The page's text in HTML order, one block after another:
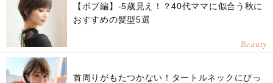
【ボブ編】-5歳見え！？40代ママに似合う秋に
おすすめの髪型5選
Beauty
首周りがもたつかない！タートルネックにぴっ